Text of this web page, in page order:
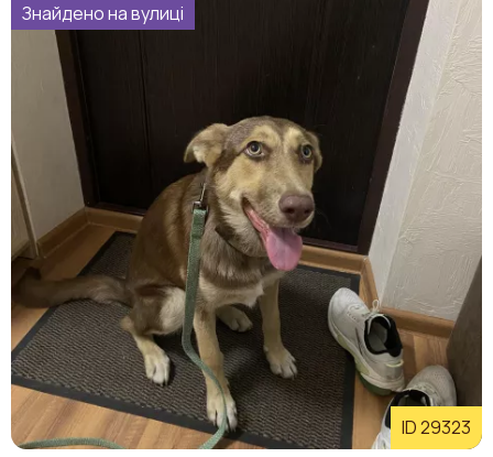
ID 29323
Знайдено на вулиці